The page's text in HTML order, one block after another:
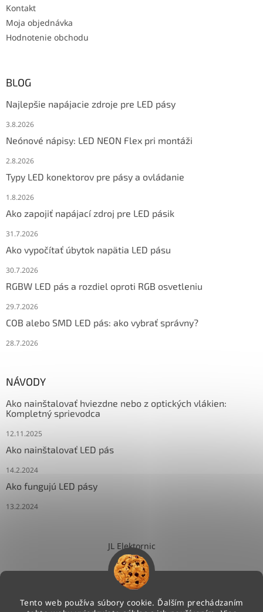
Tento web používa súbory cookie. Ďalším prechádzaním
Kontakt
Moja objednávka
Hodnotenie obchodu
BLOG
Najlepšie napájacie zdroje pre LED pásy
3.8.2026
Neónové nápisy: LED NEON Flex pri montáži
2.8.2026
Typy LED konektorov pre pásy a ovládanie
1.8.2026
Ako zapojiť napájací zdroj pre LED pásik
31.7.2026
Ako vypočítať úbytok napätia LED pásu
30.7.2026
RGBW LED pás a rozdiel oproti RGB osvetleniu
29.7.2026
COB alebo SMD LED pás: ako vybrať správny?
28.7.2026
NÁVODY
Ako nainštalovať hviezdne nebo z optických vlákien:
Kompletný sprievodca
12.11.2025
Ako nainštalovať LED pás
14.2.2024
Ako fungujú LED pásy
13.2.2024
JL Elektornic